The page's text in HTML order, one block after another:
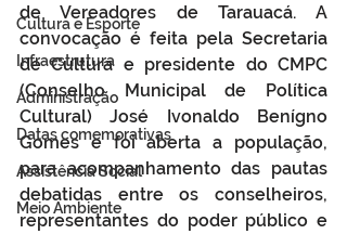
Cultura e Esporte
Infraestrutura
Administração
Datas comemorativas
Assistência Social
Meio Ambiente
de Vereadores de Tarauacá. A
convocação é feita pela Secretaria
de Cultura e presidente do CMPC
(Conselho Municipal de Política
Cultural) José Ivonaldo Benígno
Gomes e foi aberta a população,
para acompanhamento das pautas
debatidas entre os conselheiros,
representantes do poder público e